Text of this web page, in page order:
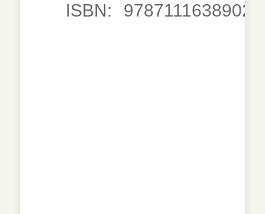
ISBN: 9787111638902